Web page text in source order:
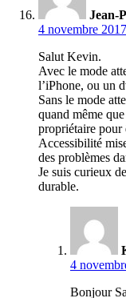
Jean-
4 novembre
Salut Kevin.
Avec le mode
l’iPhone, ou un
Sans le mode
quand même
propriétaire pour
Accessibilité
des problèmes
Je suis curieux
durable.
4
Bonjour